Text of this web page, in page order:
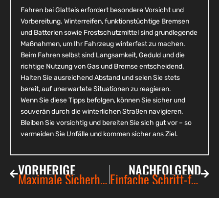
Fahren bei Glatteis erfordert besondere Vorsicht und
Vorbereitung. Winterreifen, funktionstüchtige Bremsen
und Batterien sowie Frostschutzmittel sind grundlegende
Maßnahmen, um Ihr Fahrzeug winterfest zu machen.
Beim Fahren selbst sind Langsamkeit, Geduld und die
richtige Nutzung von Gas und Bremse entscheidend.
Halten Sie ausreichend Abstand und seien Sie stets
bereit, auf unerwartete Situationen zu reagieren.
Wenn Sie diese Tipps befolgen, können Sie sicher und
souverän durch die winterlichen Straßen navigieren.
Bleiben Sie vorsichtig und bereiten Sie sich gut vor – so
vermeiden Sie Unfälle und kommen sicher ans Ziel.
VORHERIGE Maximale Sicherheit am Steuer: Wie ein Fahrsicherheitstraining Ihr Fahrverhalten verbessert NACHFOLGEND
Einfache Schritt-für-Schritt-Anleitung: Batteriewechsel im Auto leicht gemacht